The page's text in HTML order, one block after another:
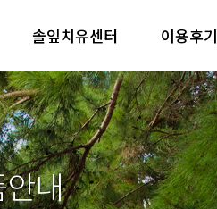
솔잎치유센터 이용후기
솔잎치유센터 이용후기
솔잎치유센터 이용후기
내